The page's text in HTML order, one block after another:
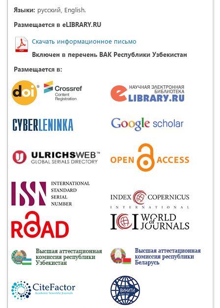
Языки: русский, English.
Размещается в eLIBRARY.RU
Скачать информационное письмо
Включен в перечень ВАК Республики Узбекистан
Размещается в: